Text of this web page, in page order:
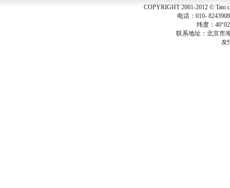
COPYRIGHT 2001-2012 ©
电话：010-
纬度：
联系地址：北京市
友